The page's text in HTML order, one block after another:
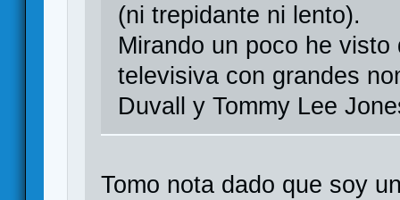
(ni trepidante ni lento).
Mirando un poco he
televisiva con grandes
Duvall y Tommy Lee
Tomo nota dado que soy